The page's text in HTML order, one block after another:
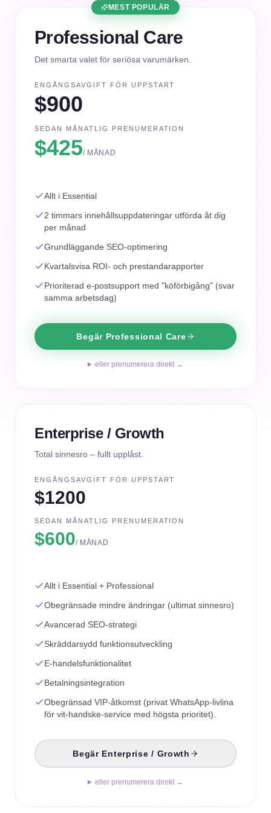
MEST POPULÄR
Professional Care
Det smarta valet för seriösa varumärken.
ENGÅNGSAVGIFT FÖR UPPSTART
$900
SEDAN MÅNATLIG PRENUMERATION
$425/ MÅNAD
Allt i Essential
2 timmars innehållsuppdateringar utförda åt dig
per månad
Grundläggande SEO-optimering
Kvartalsvisa ROI- och prestandarapporter
Prioriterad e-postsupport med "köförbigång" (svar
samma arbetsdag)
Begär Professional Care
eller prenumerera direkt →
Enterprise / Growth
Total sinnesro – fullt upplåst.
ENGÅNGSAVGIFT FÖR UPPSTART
$1200
SEDAN MÅNATLIG PRENUMERATION
$600/ MÅNAD
Allt i Essential + Professional
Obegränsade mindre ändringar (ultimat sinnesro)
Avancerad SEO-strategi
Skräddarsydd funktionsutveckling
E-handelsfunktionalitet
Betalningsintegration
Obegränsad VIP-åtkomst (privat WhatsApp-livlina
för vit-handske-service med högsta prioritet).
Begär Enterprise / Growth
eller prenumerera direkt →